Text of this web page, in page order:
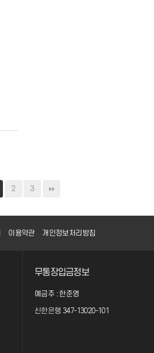
2 3
이용약관 개인정보처리방침
무통장입금정보
예금주 : 한준영
신한은행 347-13020-101